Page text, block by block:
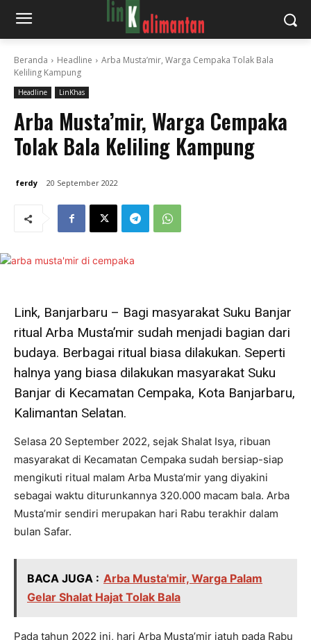
Beranda Headline
Arba Musta’mir, Warga Cempaka Tolak Bala
Keliling Kampung
Headline LinKhas
Arba Musta’mir, Warga Cempaka
Tolak Bala Keliling Kampung
ferdy 20 September 2022
Link, Banjarbaru – Bagi masyarakat Suku Banjar
ritual Arba Musta’mir sudah menjadi bagian dari
budaya. Berbagai ritual biasa dilakukan. Seperti
halnya yang biasa dilakukan masyarakat Suku
Banjar di Kecamatan Cempaka, Kota Banjarbaru,
Kalimantan Selatan.
Selasa 20 September 2022, sejak Shalat Isya, ribuan
masyarakat di Kecamatan Cempaka sudah bersiap-siap
mengikuti ritual malam Arba Musta’mir yang diyakini
sebagai waktu diturunkannya 320.000 macam bala. Arba
Musta’mir sendiri merupakan hari Rabu terakhir dalam
bulan Safar.
BACA JUGA : Arba Musta'mir, Warga Palam
Gelar Shalat Hajat Tolak Bala
Pada tahun 2022 ini, hari Arba Musta’mir jatuh pada Rabu